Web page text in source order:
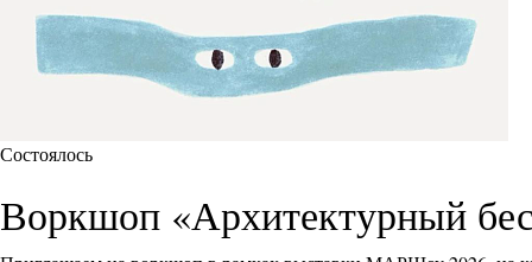
Состоялось
Воркшоп «Архитектурный